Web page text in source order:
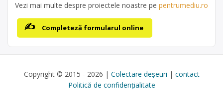
Vezi mai multe despre proiectele noastre pe pentrumediu.ro
Completeză formularul online
Copyright © 2015 - 2026 | Colectare deșeuri | contact
Politică de confidențialitate